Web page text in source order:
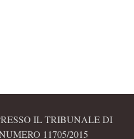
IL TRIBUNALE DI
11705/2015